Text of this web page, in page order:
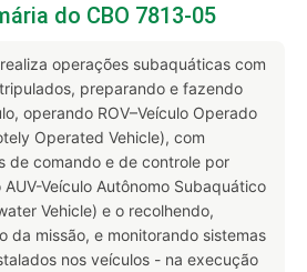
do CBO 7813-05
realiza operações subaquáticas com
preparando e fazendo
operando ROV–Veículo Operado
Operated Vehicle), com
de comando e de controle por
Veículo Autônomo Subaquático
Vehicle) e o recolhendo,
da missão, e monitorando sistemas
nos veículos - na execução